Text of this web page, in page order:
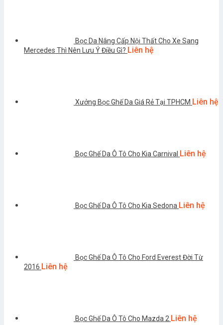
Bọc Da Nâng Cấp Nội Thất Cho Xe Sang
Mercedes Thì Nên Lưu Ý Điều Gì? Liên hệ
Xưởng Bọc Ghế Da Giá Rẻ Tại TPHCM Liên hệ
Bọc Ghế Da Ô Tô Cho Kia Carnival Liên hệ
Bọc Ghế Da Ô Tô Cho Kia Sedona Liên hệ
Bọc Ghế Da Ô Tô Cho Ford Everest Đời Từ
2016 Liên hệ
Bọc Ghế Da Ô Tô Cho Mazda 2 Liên hệ